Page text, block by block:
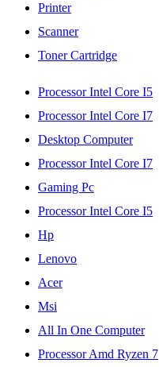
Printer
Scanner
Toner Cartridge
Processor Intel Core I5
Processor Intel Core I7
Desktop Computer
Processor Intel Core I7
Gaming Pc
Processor Intel Core I5
Hp
Lenovo
Acer
Msi
All In One Computer
Processor Amd Ryzen 7